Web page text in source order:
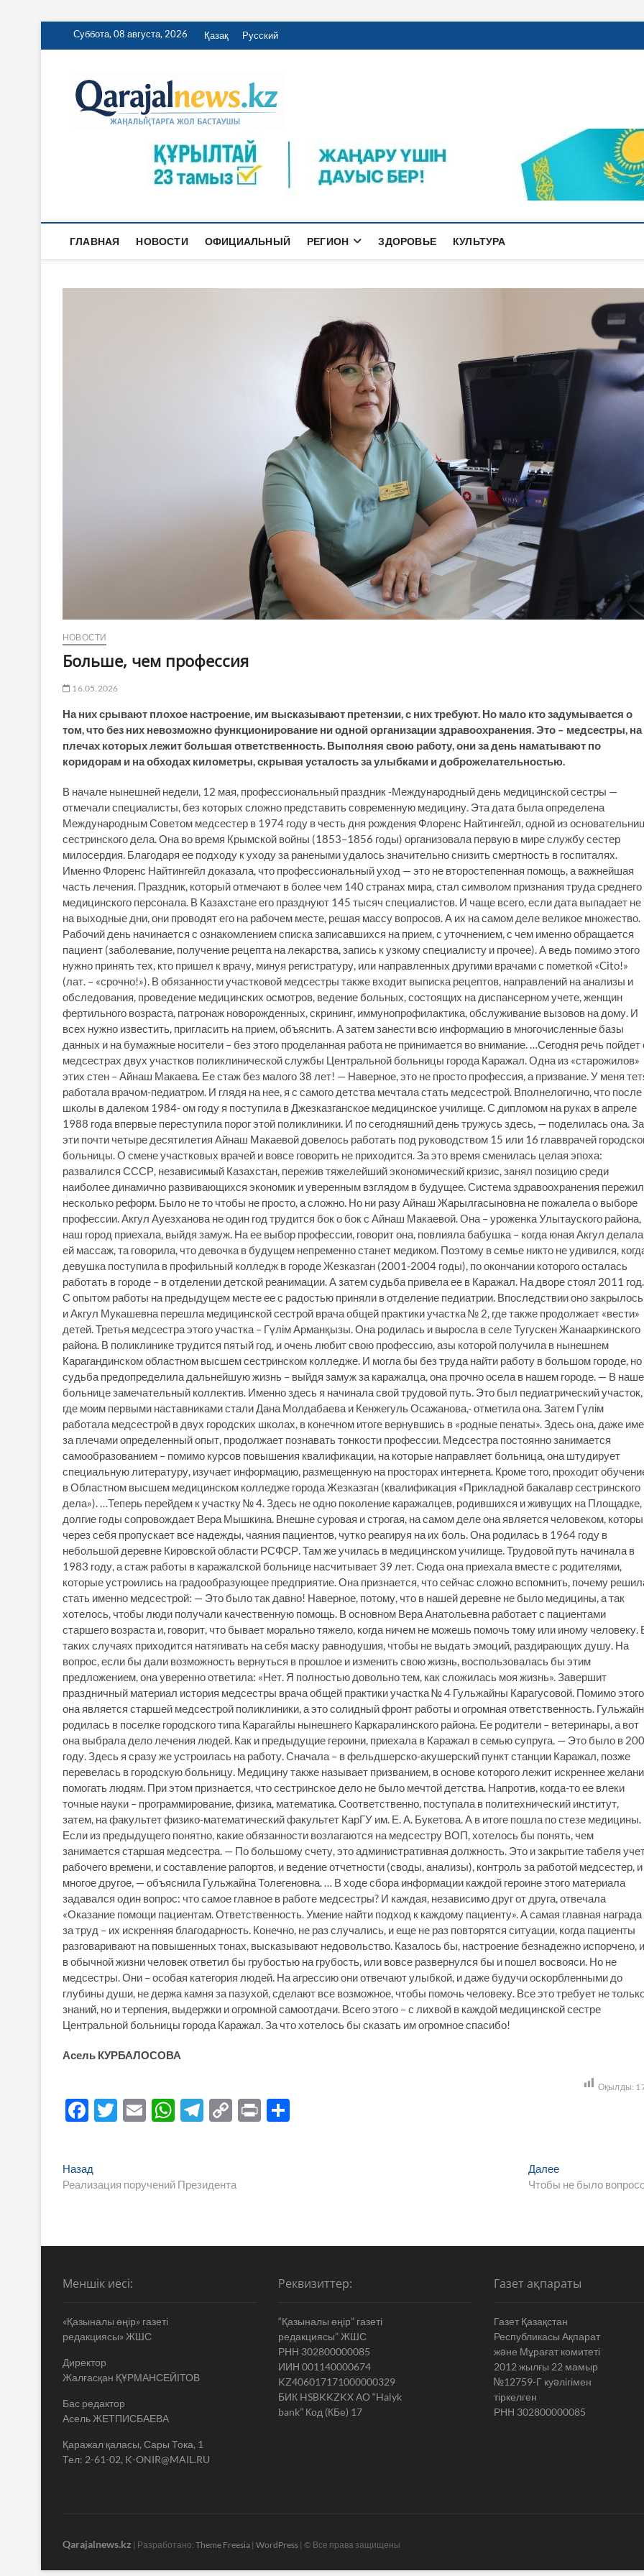
ПерейтиСуббота, 08 августа, 2026 Қазақ Русский
ГЛАВНАЯ НОВОСТИ ОФИЦИАЛЬНЫЙ РЕГИОН ЗДОРОВЬЕ КУЛЬТУРА
НОВОСТИ
Больше, чем профессия
16.05.2026
На них срывают плохое настроение, им высказывают претензии, с них требуют. Но мало кто задумывается о
том, что без них невозможно функционирование ни одной организации здравоохранения. Это – медсестры, на
плечах которых лежит большая ответственность. Выполняя свою работу, они за день наматывают по
коридорам и на обходах километры, скрывая усталость за улыбками и доброжелательностью.
В начале нынешней недели, 12 мая, профессиональный праздник -Международный день медицинской сестры —
отмечали специалисты, без которых сложно представить современную медицину. Эта дата была определена
Международным Советом медсестер в 1974 году в честь дня рождения Флоренс Найтингейл, одной из основательниц
сестринского дела. Она во время Крымской войны (1853–1856 годы) организовала первую в мире службу сестер
милосердия. Благодаря ее подходу к уходу за ранеными удалось значительно снизить смертность в госпиталях.
Именно Флоренс Найтингейл доказала, что профессиональный уход — это не второстепенная помощь, а важнейшая
часть лечения. Праздник, который отмечают в более чем 140 странах мира, стал символом признания труда среднего
медицинского персонала. В Казахстане его празднуют 145 тысяч специалистов. И чаще всего, если дата выпадает не
на выходные дни, они проводят его на рабочем месте, решая массу вопросов. А их на самом деле великое множество.
Рабочий день начинается с ознакомлением списка записавшихся на прием, с уточнением, с чем именно обращается
пациент (заболевание, получение рецепта на лекарства, запись к узкому специалисту и прочее). А ведь помимо этого
нужно принять тех, кто пришел к врачу, минуя регистратуру, или направленных другими врачами с пометкой «Cito!»
(лат. – «срочно!»). В обязанности участковой медсестры также входит выписка рецептов, направлений на анализы и
обследования, проведение медицинских осмотров, ведение больных, состоящих на диспансерном учете, женщин
фертильного возраста, патронаж новорожденных, скрининг, иммунопрофилактика, обслуживание вызовов на дому. И
всех нужно известить, пригласить на прием, объяснить. А затем занести всю информацию в многочисленные базы
данных и на бумажные носители – без этого проделанная работа не принимается во внимание. …Сегодня речь пойдет
медсестрах двух участков поликлинической службы Центральной больницы города Каражал. Одна из «старожилов»
этих стен – Айнаш Макаева. Ее стаж без малого 38 лет! — Наверное, это не просто профессия, а призвание. У меня
работала врачом-педиатром. И глядя на нее, я с самого детства мечтала стать медсестрой. Вполнелогично, что после
школы в далеком 1984- ом году я поступила в Джезказганское медицинское училище. С дипломом на руках в апреле
1988 года впервые переступила порог этой поликлиники. И по сегодняшний день тружусь здесь, — поделилась она. За
эти почти четыре десятилетия Айнаш Макаевой довелось работать под руководством 15 или 16 главврачей
больницы. О смене участковых врачей и вовсе говорить не приходится. За это время сменилась целая эпоха:
развалился СССР, независимый Казахстан, пережив тяжелейший экономический кризис, занял позицию среди
наиболее динамично развивающихся экономик и уверенным взглядом в будущее. Система здравоохранения
несколько реформ. Было не то чтобы не просто, а сложно. Но ни разу Айнаш Жарылгасыновна не пожалела о выборе
профессии. Акгул Ауезханова не один год трудится бок о бок с Айнаш Макаевой. Она – уроженка Улытауского района,
наш город приехала, выйдя замуж. На ее выбор профессии, говорит она, повлияла бабушка – когда юная Акгул делала
ей массаж, та говорила, что девочка в будущем непременно станет медиком. Поэтому в семье никто не удивился,
девушка поступила в профильный колледж в городе Жезказган (2001-2004 годы), по окончании которого осталась
работать в городе – в отделении детской реанимации. А затем судьба привела ее в Каражал. На дворе стоял 2011 год.
С опытом работы на предыдущем месте ее с радостью приняли в отделение педиатрии. Впоследствии оно
и Акгул Мукашевна перешла медицинской сестрой врача общей практики участка № 2, где также продолжает «вести»
детей. Третья медсестра этого участка – Гүлім Арманқызы. Она родилась и выросла в селе Тугускен Жанааркинского
района. В поликлинике трудится пятый год, и очень любит свою профессию, азы которой получила в нынешнем
Карагандинском областном высшем сестринском колледже. И могла бы без труда найти работу в большом городе, но
судьба предопределила дальнейшую жизнь – выйдя замуж за каражалца, она прочно осела в нашем городе. — В
больнице замечательный коллектив. Именно здесь я начинала свой трудовой путь. Это был педиатрический участок,
где моим первыми наставниками стали Дана Молдабаева и Кенжегуль Осажанова,- отметила она. Затем Гүлім
работала медсестрой в двух городских школах, в конечном итоге вернувшись в «родные пенаты». Здесь она, даже
за плечами определенный опыт, продолжает познавать тонкости профессии. Медсестра постоянно занимается
самообразованием – помимо курсов повышения квалификации, на которые направляет больница, она штудирует
специальную литературу, изучает информацию, размещенную на просторах интернета. Кроме того, проходит
в Областном высшем медицинском колледже города Жезказган (квалификация «Прикладной бакалавр сестринского
дела»). …Теперь перейдем к участку № 4. Здесь не одно поколение каражалцев, родившихся и живущих на Площадке,
долгие годы сопровождает Вера Мышкина. Внешне суровая и строгая, на самом деле она является человеком,
через себя пропускает все надежды, чаяния пациентов, чутко реагируя на их боль. Она родилась в 1964 году в
небольшой деревне Кировской области РСФСР. Там же училась в медицинском училище. Трудовой путь начинала в
1983 году, а стаж работы в каражалской больнице насчитывает 39 лет. Сюда она приехала вместе с родителями,
которые устроились на градообразующее предприятие. Она признается, что сейчас сложно вспомнить, почему
стать именно медсестрой: — Это было так давно! Наверное, потому, что в нашей деревне не было медицины, а так
хотелось, чтобы люди получали качественную помощь. В основном Вера Анатольевна работает с пациентами
старшего возраста и, говорит, что бывает морально тяжело, когда ничем не можешь помочь тому или иному человеку.
таких случаях приходится натягивать на себя маску равнодушия, чтобы не выдать эмоций, раздирающих душу. На
вопрос, если бы дали возможность вернуться в прошлое и изменить свою жизнь, воспользовалась бы этим
предложением, она уверенно ответила: «Нет. Я полностью довольно тем, как сложилась моя жизнь». Завершит
праздничный материал история медсестры врача общей практики участка № 4 Гульжайны Карагусовой. Помимо этого
она является старшей медсестрой поликлиники, а это солидный фронт работы и огромная ответственность.
родилась в поселке городского типа Карагайлы нынешнего Каркаралинского района. Ее родители – ветеринары, а вот
она выбрала дело лечения людей. Как и предыдущие героини, приехала в Каражал в семью супруга. — Это было в
году. Здесь я сразу же устроилась на работу. Сначала – в фельдшерско-акушерский пункт станции Каражал, позже
перевелась в городскую больницу. Медицину также называет призванием, в основе которого лежит искреннее
помогать людям. При этом признается, что сестринское дело не было мечтой детства. Напротив, когда-то ее влеки
точные науки – программирование, физика, математика. Соответственно, поступала в политехнический институт,
затем, на факультет физико-математический факультет КарГУ им. Е. А. Букетова. А в итоге пошла по стезе медицины.
Если из предыдущего понятно, какие обязанности возлагаются на медсестру ВОП, хотелось бы понять, чем
занимается старшая медсестра. — По большому счету, это административная должность. Это и закрытие табеля
рабочего времени, и составление рапортов, и ведение отчетности (своды, анализы), контроль за работой медсестер, и
многое другое, — объяснила Гульжайна Толегеновна. … В ходе сбора информации каждой героине этого материала
задавался один вопрос: что самое главное в работе медсестры? И каждая, независимо друг от друга, отвечала
«Оказание помощи пациентам. Ответственность. Умение найти подход к каждому пациенту». А самая главная награда
за труд – их искренняя благодарность. Конечно, не раз случались, и еще не раз повторятся ситуации, когда пациенты
разговаривают на повышенных тонах, высказывают недовольство. Казалось бы, настроение безнадежно испорчено, и
в обычной жизни человек ответил бы грубостью на грубость, или вовсе развернулся бы и пошел восвояси. Но не
медсестры. Они – особая категория людей. На агрессию они отвечают улыбкой, и даже будучи оскорбленными до
глубины души, не держа камня за пазухой, сделают все возможное, чтобы помочь человеку. Все это требует не
знаний, но и терпения, выдержки и огромной самоотдачи. Всего этого – с лихвой в каждой медицинской сестре
Центральной больницы города Каражал. За что хотелось бы сказать им огромное спасибо!
Асель КУРБАЛОСОВА
Оқылды:
F
b
k
T
er
E
W
s
p
T
gr
C
y
k
P
ть
Навигация
по
Назад
запись:
Реализация поручений Президента
ДалееСледующая
запись:
Чтобы не было
Меншік иесі:
«Қазыналы өңір» газеті
редакциясы» ЖШС
Директор
Жалғасқан ҚҰРМАНСЕЙІТОВ
Бас редактор
Асель ЖЕТПИСБАЕВА
Қаражал қаласы, Сары Тока, 1
Тел: 2-61-02, K-ONIR@MAIL.RU
Реквизиттер:
“Қазыналы өңір” газеті
редакциясы” ЖШС
РНН 302800000085
ИИН 001140000674
KZ406017171000000329
БИК HSBKKZKX АО “Halyk
bank” Код (КБе) 17
Газет ақпараты
Газет Қазақстан
Республикасы Ақпарат
жəне Мұрағат комитеті
2012 жылғы 22 мамыр
№12759-Г куəлігімен
тіркелген
РНН 302800000085
Qarajalnews.kz | Разработано: Theme Freesia | WordPress | © Все права защищены